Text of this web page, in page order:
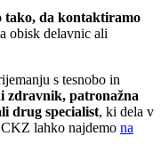
tako, da kontaktiramo
obisk delavnic ali
s tesnobo in
zdravnik, patronažna
drug specialist, ki dela v
lahko najdemo na